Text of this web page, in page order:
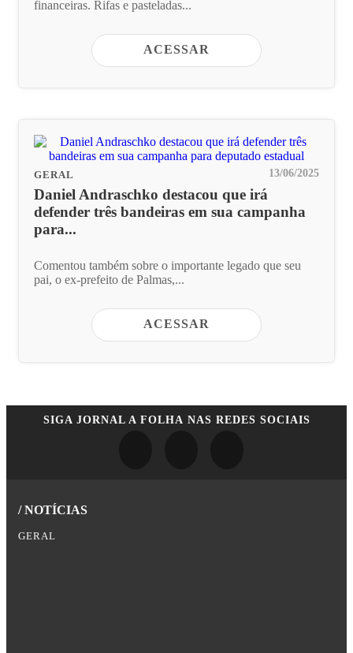
financeiras. Rifas e pasteladas...
ACESSAR
GERAL 13/06/2025
Daniel Andraschko destacou que irá
defender três bandeiras em sua campanha
para...
Comentou também sobre o importante legado que seu
pai, o ex-prefeito de Palmas,...
ACESSAR
SIGA JORNAL A FOLHA NAS REDES SOCIAIS
/ NOTÍCIAS
GERAL